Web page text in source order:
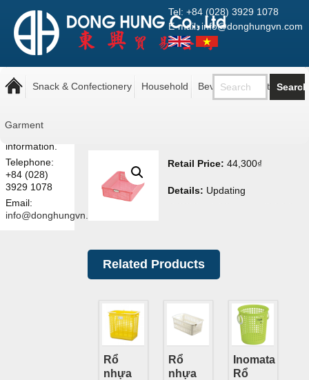
Tel: +84 (028) 3929 1078
E-mail: info@donghungvn.com
Snack & Confectionery Household Beverage Pantry
Garment
Note: The
prices shown
here are retail
Contact us
information.
Telephone:
+84 (028)
3929 1078
Email:
info@donghungvn.com
Inomata Giỏ màu hồng
4586
Retail Price: 44,300₫
Details: Updating
Related Products
Rổ
nhựa
Rổ
nhựa
Inomata
Rổ